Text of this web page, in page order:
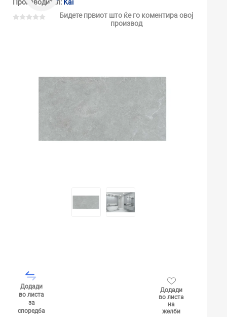
Производител: Kai
Бидете првиот што ќе го коментира овој
производ
Додади
во листа
за
споредба
Додади
во листа
на
желби